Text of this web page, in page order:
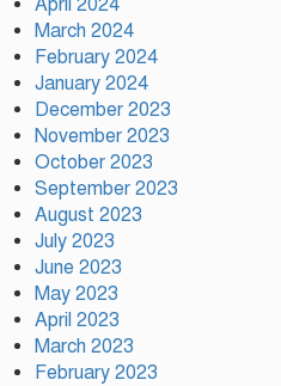
March 2024
February 2024
January 2024
December 2023
November 2023
October 2023
September 2023
August 2023
July 2023
June 2023
May 2023
April 2023
March 2023
February 2023